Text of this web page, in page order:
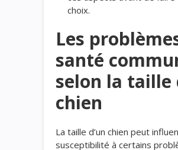
choix.
Les
santé
selon la taille
chien
La taille d’un chien peut
susceptibilité à certains